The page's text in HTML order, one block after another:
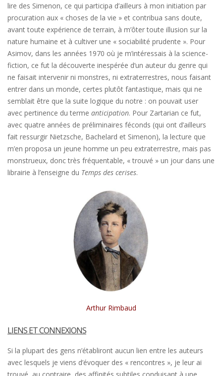
lire des Simenon, ce qui participa d’ailleurs à mon initiation par
procuration aux « choses de la vie » et contribua sans doute,
avant toute expérience de terrain, à m’ôter toute illusion sur la
nature humaine et à cultiver une « sociabilité prudente ». Pour
Asimov, dans les années 1970 où je m’intéressais à la science-
fiction, ce fut la découverte inespérée d’un auteur du genre qui
ne faisait intervenir ni monstres, ni extraterrestres, nous faisant
entrer dans un monde, certes plutôt fantastique, mais qui ne
semblait être que la suite logique du notre : on pouvait user
avec pertinence du terme anticipation. Pour Zartarian ce fut,
avec quatre années de préliminaires féconds (qui ont d’ailleurs
fait ressurgir Nietzsche, Bachelard et Simenon), la lecture que
m’en proposa un jeune homme un peu extraterrestre, mais pas
monstrueux, donc très fréquentable, « trouvé » un jour dans une
librairie à l’enseigne du Temps des cerises.
Arthur Rimbaud
LIENS ET CONNEXIONS
Si la plupart des gens n’établiront aucun lien entre les auteurs
avec lesquels je viens d’évoquer des « rencontres », je leur ai